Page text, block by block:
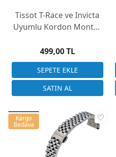
Tissot T-Race ve Invicta
Uyumlu Kordon Montajı
Saat Pimleri 28mm
499,00 TL
Kargo
Bedava